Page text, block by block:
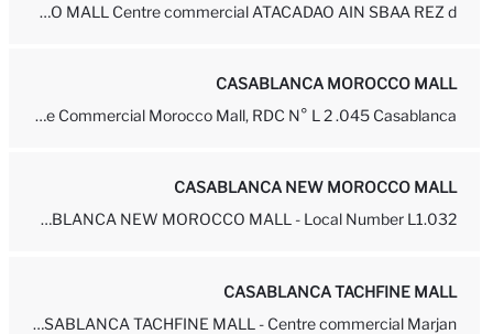
CASABLANCA ATACADAO MALL Centre commercial ATACADAO AIN SBAA REZ d...
CASABLANCA MOROCCO MALL
Centre Commercial Morocco Mall, RDC N° L 2 .045 Casablanca
CASABLANCA NEW MOROCCO MALL
DEFACTO STORE - CASABLANCA NEW MOROCCO MALL - Local Number L1.032, ...
CASABLANCA TACHFINE MALL
DEFACTO STORE - CASABLANCA TACHFINE MALL - Centre commercial Marjan...